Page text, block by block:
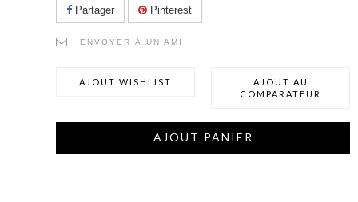
Partager Pinterest
ENVOYER À UN AMI
AJOUT WISHLIST
AJOUT AU
COMPARATEUR
AJOUT PANIER